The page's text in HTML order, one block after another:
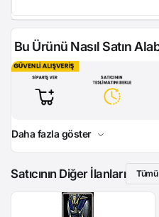
Bu Ürünü Nasıl Satın
Daha fazla göster
Satıcının Diğer İlanları Tümü